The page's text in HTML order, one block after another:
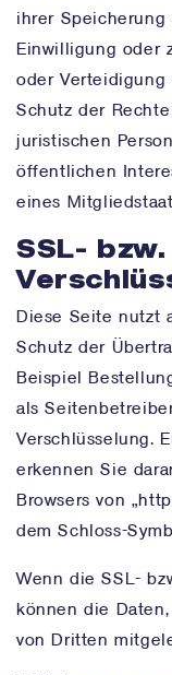
ihrer
Einwilligung oder
oder Verteidigung
Schutz der
juristischen
öffentlichen
eines
SSL- bzw.
Diese Seite nutzt
Schutz der
Beispiel
als
Verschlüsselung.
erkennen Sie
Browsers von
dem Schloss-
Wenn die SSL-
können die
von Dritten